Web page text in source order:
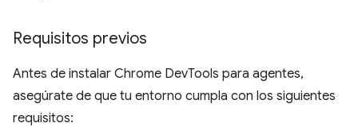
Requisitos previos
Antes de instalar Chrome DevTools para agentes,
asegúrate de que tu entorno cumpla con los siguientes
requisitos: